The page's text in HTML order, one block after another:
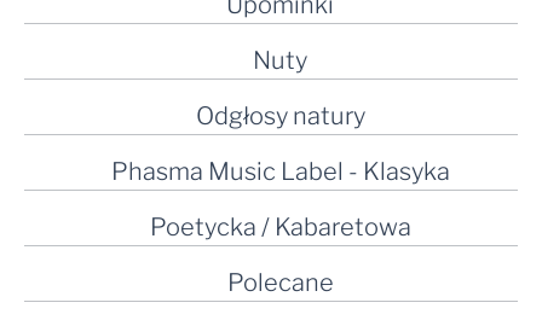
Nuty
Odgłosy natury
Phasma Music Label - Klasyka
Poetycka / Kabaretowa
Polecane